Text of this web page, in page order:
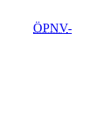
ÖPNV-